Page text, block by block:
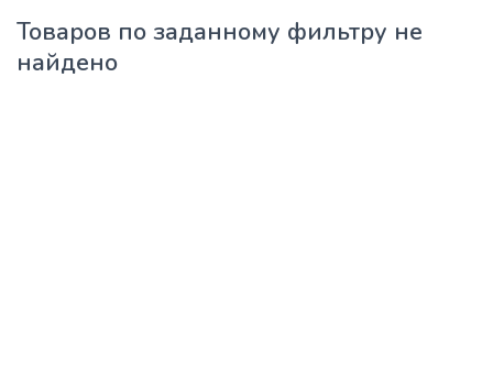
Товаров по заданному фильтру не
найдено